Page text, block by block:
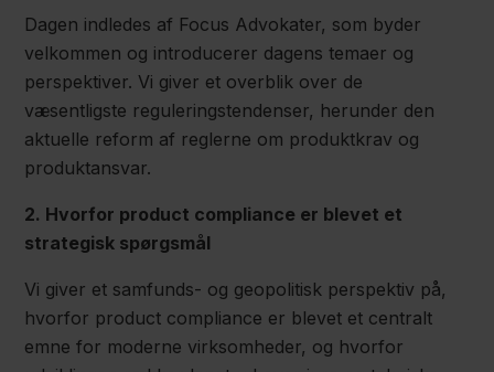
Dagen indledes af Focus Advokater, som byder
velkommen og introducerer dagens temaer og
perspektiver. Vi giver et overblik over de
væsentligste reguleringstendenser, herunder den
aktuelle reform af reglerne om produktkrav og
produktansvar.
2. Hvorfor product compliance er blevet et
strategisk spørgsmål
Vi giver et samfunds- og geopolitisk perspektiv på,
hvorfor product compliance er blevet et centralt
emne for moderne virksomheder, og hvorfor